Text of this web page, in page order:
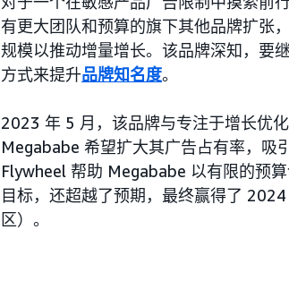
有更大团队和预算的旗下其他品牌扩张
规模以推动增量增长。该品牌深知，要
方式来提升品牌知名度。
2023 年 5 月，该品牌与专注于增长优
Megababe 希望扩大其广告占有率，吸
Flywheel 帮助 Megababe 以有限的预
目标，还超越了预期，最终赢得了
区）。